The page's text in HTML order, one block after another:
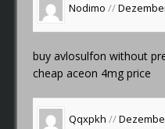
Nodimo //
buy avlosulfon without
cheap aceon 4mg price
Qqxpkh //